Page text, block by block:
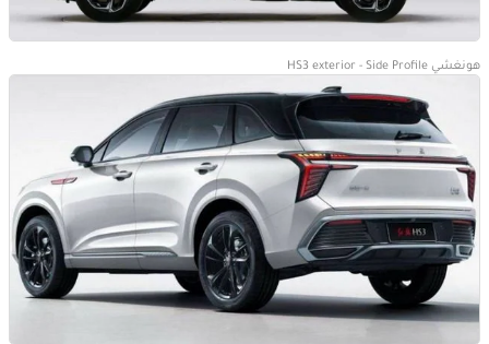
هونغشي HS3 exterior - Side Profile